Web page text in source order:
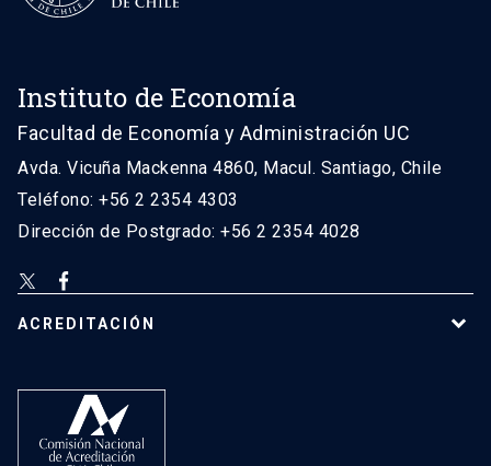
Instituto de Economía
Facultad de Economía y Administración UC
Avda. Vicuña Mackenna 4860, Macul. Santiago, Chile
Teléfono: +56 2 2354 4303
Dirección de Postgrado: +56 2 2354 4028
ACREDITACIÓN